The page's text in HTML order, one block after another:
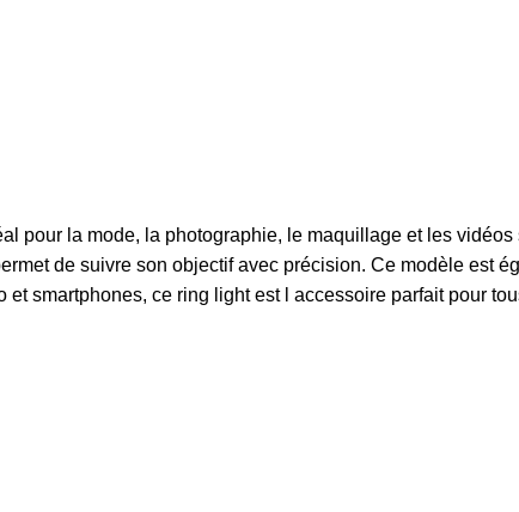
pour la mode, la photographie, le maquillage et les vidéos
de suivre son objectif avec précision. Ce modèle est
smartphones, ce ring light est l accessoire parfait pour